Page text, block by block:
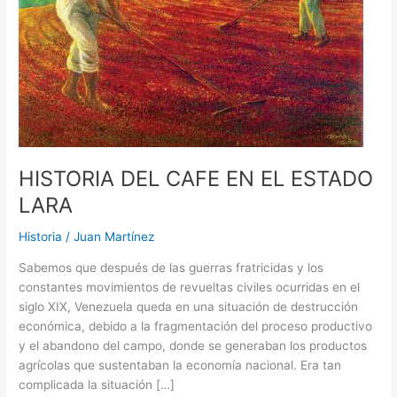
HISTORIA DEL CAFE EN EL ESTADO
LARA
Historia /Juan Martínez
Sabemos que después de las guerras fratricidas y los
constantes movimientos de revueltas civiles ocurridas en el
siglo XIX, Venezuela queda en una situación de destrucción
económica, debido a la fragmentación del proceso productivo
y el abandono del campo, donde se generaban los productos
agrícolas que sustentaban la economía nacional. Era tan
complicada la situación […]